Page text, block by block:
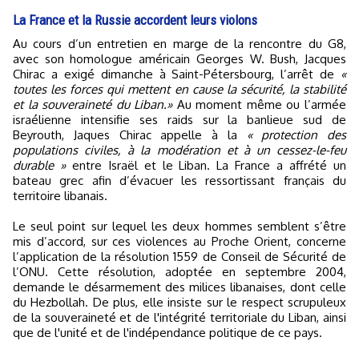
La France et la Russie accordent leurs violons
Au cours d’un entretien en marge de la rencontre du G8,
avec son homologue américain Georges W. Bush, Jacques
Chirac a exigé dimanche à Saint-Pétersbourg, l’arrêt de «
toutes les forces qui mettent en cause la sécurité, la stabilité
et la souveraineté du Liban.»Au moment même ou l’armée
israélienne intensifie ses raids sur la banlieue sud de
Beyrouth, Jaques Chirac appelle à la
« protection des
populations civiles, à la modération et à un cessez-le-feu
durable »entre Israël et le Liban. La France a affrété un
bateau grec afin d’évacuer les ressortissant français du
territoire libanais.
Le seul point sur lequel les deux hommes semblent s’être
mis d’accord, sur ces violences au Proche Orient, concerne
l’application de la résolution 1559 de Conseil de Sécurité de
l’ONU. Cette résolution, adoptée en septembre 2004,
demande le désarmement des milices libanaises, dont celle
du Hezbollah. De plus, elle insiste sur le respect scrupuleux
de la souveraineté et de l'intégrité territoriale du Liban, ainsi
que de l'unité et de l'indépendance politique de ce pays.